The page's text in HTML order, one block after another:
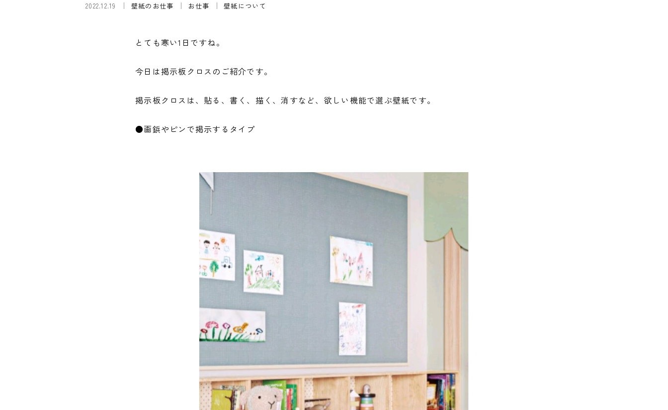
2022.12.19 壁紙のお仕事 お仕事 壁紙について
とても寒い1日ですね。
今日は掲示板クロスのご紹介です。
掲示板クロスは、貼る、書く、描く、消すなど、欲しい機能で選ぶ壁紙です。
●画鋲やピンで掲示するタイプ